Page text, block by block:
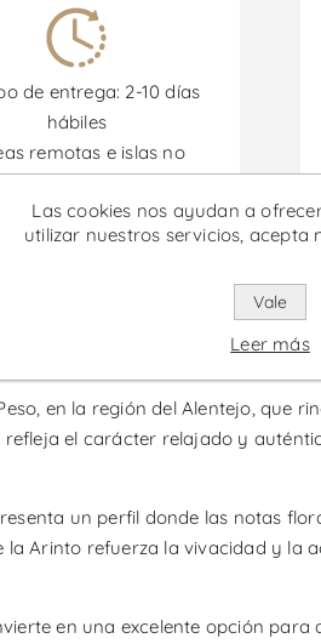
de entrega: 2-10 días
hábiles
remotas e islas no
incluidas)
están disponibles desde
Vino Blanco
en la región del Alentejo, que
el carácter relajado y
un perfil donde las notas
Arinto refuerza la vivacidad y
en una excelente opción
Las cookies nos ayudan a
utilizar nuestros servicios, acepta
Vale
Leer más